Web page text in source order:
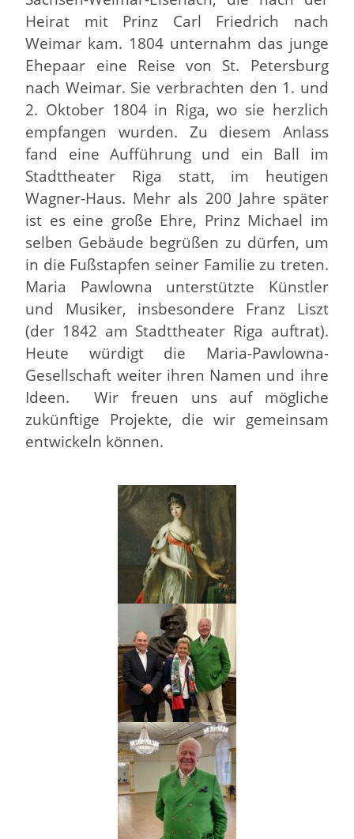
Heirat mit Prinz Carl Friedrich nach
Weimar kam. 1804 unternahm das junge
Ehepaar eine Reise von St. Petersburg
nach Weimar. Sie verbrachten den 1. und
2. Oktober 1804 in Riga, wo sie herzlich
empfangen wurden. Zu diesem Anlass
fand eine Aufführung und ein Ball im
Stadttheater Riga statt, im heutigen
Wagner-Haus. Mehr als 200 Jahre später
ist es eine große Ehre, Prinz Michael im
selben Gebäude begrüßen zu dürfen, um
in die Fußstapfen seiner Familie zu treten.
Maria Pawlowna unterstützte Künstler
und Musiker, insbesondere Franz Liszt
(der 1842 am Stadttheater Riga auftrat).
Heute würdigt die Maria-Pawlowna-
Gesellschaft weiter ihren Namen und ihre
Ideen. Wir freuen uns auf mögliche
zukünftige Projekte, die wir gemeinsam
entwickeln können.